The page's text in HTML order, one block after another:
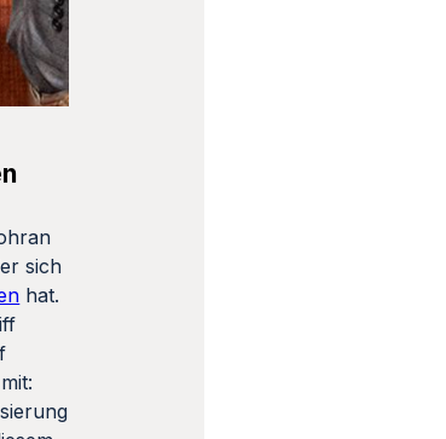
sich
hat.
mit: